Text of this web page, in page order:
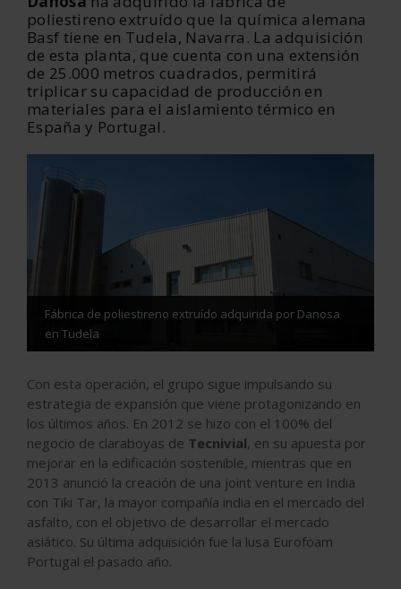
poliestireno extruído que la química alemana
Basf tiene en Tudela, Navarra. La adquisición
de esta planta, que cuenta con una extensión
de 25.000 metros cuadrados, permitirá
triplicar su capacidad de producción en
materiales para el aislamiento térmico en
España y Portugal.
Fábrica de poliestireno extruído adquirida por Danosa
en Tudela
Con esta operación, el grupo sigue impulsando su
estrategia de expansión que viene protagonizando en
los últimos años. En 2012 se hizo con el 100% del
negocio de claraboyas de Tecnivial, en su apuesta por
mejorar en la edificación sostenible, mientras que en
2013 anunció la creación de una joint venture en India
con Tiki Tar, la mayor compañía india en el mercado del
asfalto, con el objetivo de desarrollar el mercado
asiático. Su última adquisición fue la lusa Eurofoam
Portugal el pasado año.